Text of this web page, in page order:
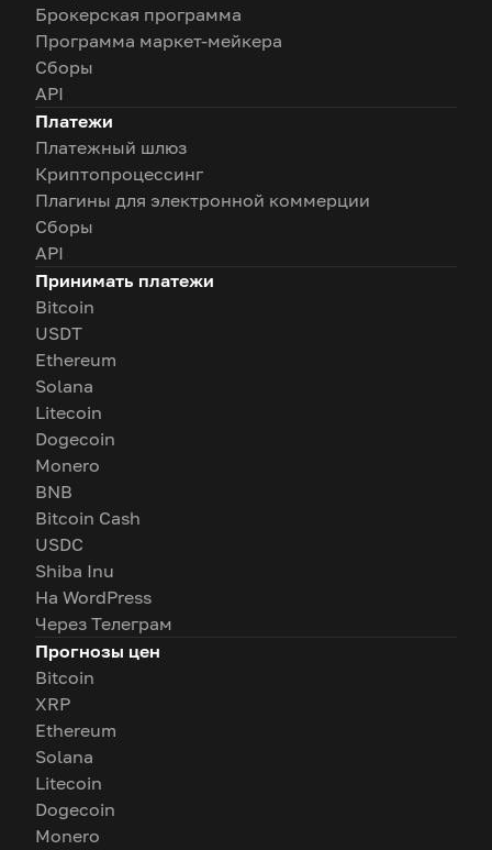
Брокерская программа
Программа маркет-мейкера
Сборы
API
Платежи
Платежный шлюз
Криптопроцессинг
Плагины для электронной коммерции
Сборы
API
Принимать платежи
Bitcoin
USDT
Ethereum
Solana
Litecoin
Dogecoin
Monero
BNB
Bitcoin Cash
USDC
Shiba Inu
На WordPress
Через Телеграм
Прогнозы цен
Bitcoin
XRP
Ethereum
Solana
Litecoin
Dogecoin
Monero